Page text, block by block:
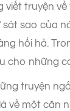
viết truyện
sát sao của
hối hả.
cho những
truyện
về một căn